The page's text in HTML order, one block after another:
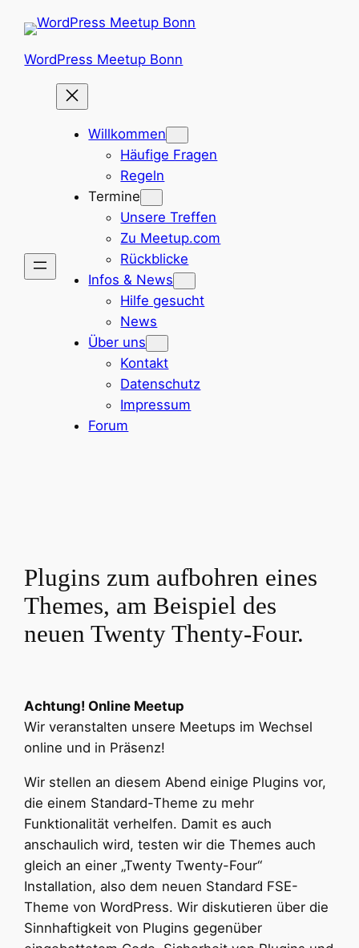
Inhalt
springen
WordPress Meetup Bonn
Willkommen
Häufige Fragen
Regeln
Termine
Unsere Treffen
Zu Meetup.com
Rückblicke
Infos & News
Hilfe gesucht
News
Über uns
Kontakt
Datenschutz
Impressum
Forum
Plugins zum aufbohren eines
Themes, am Beispiel des
neuen Twenty Thenty-Four.
Achtung! Online Meetup
Wir veranstalten unsere Meetups im Wechsel
online und in Präsenz!
Wir stellen an diesem Abend einige Plugins vor,
die einem Standard-Theme zu mehr
Funktionalität verhelfen. Damit es auch
anschaulich wird, testen wir die Themes auch
gleich an einer „Twenty Twenty-Four“
Installation, also dem neuen Standard FSE-
Theme von WordPress. Wir diskutieren über die
Sinnhaftigkeit von Plugins gegenüber